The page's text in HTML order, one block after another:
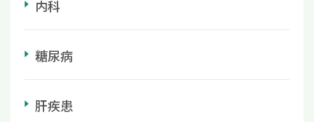
内科
糖尿病
肝疾患